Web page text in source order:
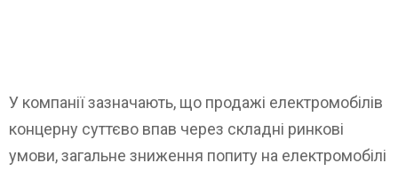
У компанії зазначають, що продажі електромобілів
концерну суттєво впав через складні ринкові
умови, загальне зниження попиту на електромобілі